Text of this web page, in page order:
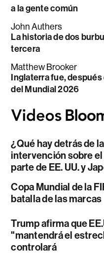
a la gente común
John Authers
La historia de dos
tercera
Matthew Brooker
Inglaterra fue, después
del Mundial 2026
¿Qué hay detrás de
intervención sobre el
parte de EE. UU. y
Copa Mundial de la
batalla de las marcas
Trump afirma que
"mantendrá el
controlará